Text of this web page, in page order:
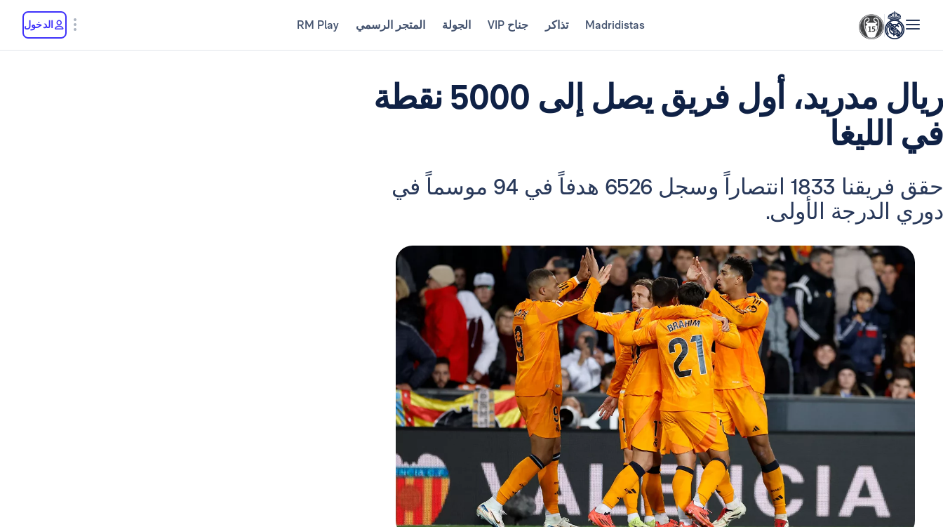
Madridistas تذاكر جناح VIP الجولة المتجر الرسمي RM Play الدخول
ريال مدريد، أول فريق يصل إلى 5000 نقطة
في الليغا
حقق فريقنا 1833 انتصاراً وسجل 6526 هدفاً في 94 موسماً في
دوري الدرجة الأولى.